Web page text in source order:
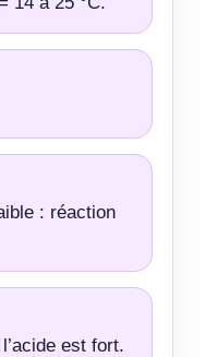
: réaction
est fort.